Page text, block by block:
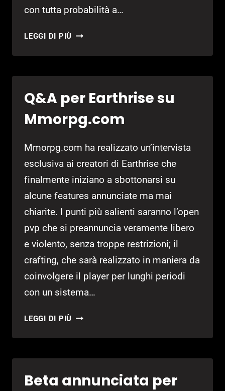
con tutta probabilità a…
LEGGI DI PIÙ DEMO
RESIDENT
A
2009?
Q&A per Earthrise su
Mmorpg.com
Mmorpg.com ha realizzato un’intervista
esclusiva ai creatori di Earthrise che
finalmente iniziano a sbottonarsi su
alcune features annunciate ma mai
chiarite. I punti più salienti saranno l’open
pvp che si preannuncia veramente libero
e violento, senza troppe restrizioni; il
crafting, che sarà realizzato in maniera da
coinvolgere il player per lunghi periodi
con un sistema…
LEGGI DI PIÙ Q&A
EARTHRISE
Beta annunciata per